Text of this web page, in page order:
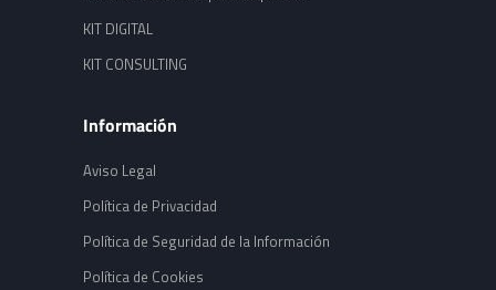
KIT DIGITAL
KIT CONSULTING
Información
Aviso Legal
Política de Privacidad
Política de Seguridad de la Información
Política de Cookies